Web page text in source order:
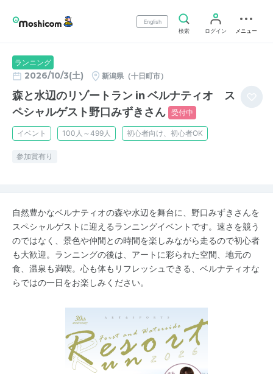
English
検索
ログイン メニュー
ランニング
2026/10/3(土) 新潟県（十日町市）
森と水辺のリゾートラン in ベルナティオ ス
ペシャルゲスト野口みずきさん 受付中
イベント 100人～499人 初心者向け、初心者OK
参加賞有り
自然豊かなベルナティオの森や水辺を舞台に、野口みずきさんを
スペシャルゲストに迎えるランニングイベントです。速さを競う
のではなく、景色や仲間との時間を楽しみながら走るので初心者
も大歓迎。ランニングの後は、アートに彩られた空間、地元の
食、温泉も満喫。心も体もリフレッシュできる、ベルナティオな
らではの一日をお楽しみください。